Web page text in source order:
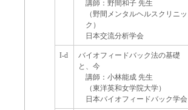
講師：野間和子 先生
（野間メンタルヘルスクリニッ
ク）
日本交流分析学会
I-d
バイオフィードバック法の基礎
と、今
講師：小林能成 先生
（東洋英和女学院大学）
日本バイオフィードバック学会